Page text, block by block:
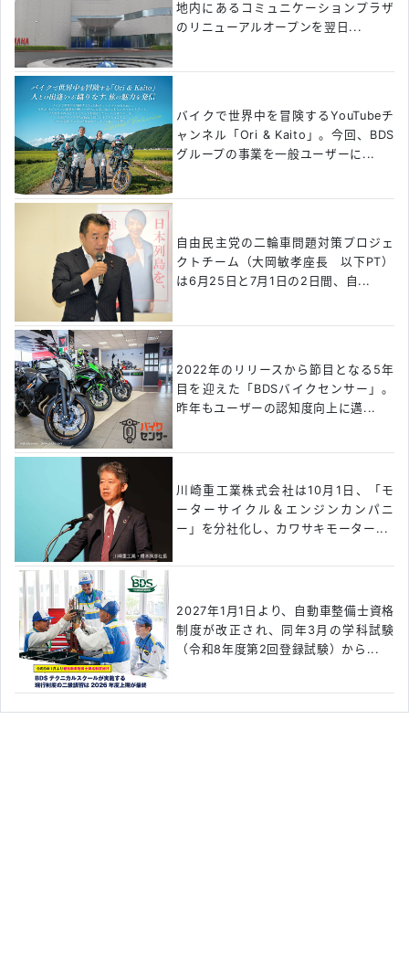
地内にあるコミュニケーションプラザ
のリニューアルオープンを翌日...
バイクで世界中を冒険するYouTubeチ
ャンネル「Ori & Kaito」。今回、BDS
グループの事業を一般ユーザーに...
自由民主党の二輪車問題対策プロジェ
クトチーム（大岡敏孝座長 以下PT）
は6月25日と7月1日の2日間、自...
2022年のリリースから節目となる5年
目を迎えた「BDSバイクセンサー」。
昨年もユーザーの認知度向上に邁...
川崎重工業株式会社は10月1日、「モ
ーターサイクル＆エンジンカンパニ
ー」を分社化し、カワサキモーター...
2027年1月1日より、自動車整備士資格
制度が改正され、同年3月の学科試験
（令和8年度第2回登録試験）から...